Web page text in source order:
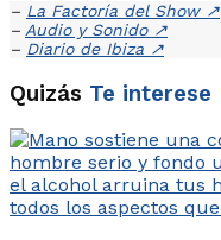
– La Factoría del Show ↗
– Audio y Sonido ↗
– Diario de Ibiza ↗
Quizás Te interese